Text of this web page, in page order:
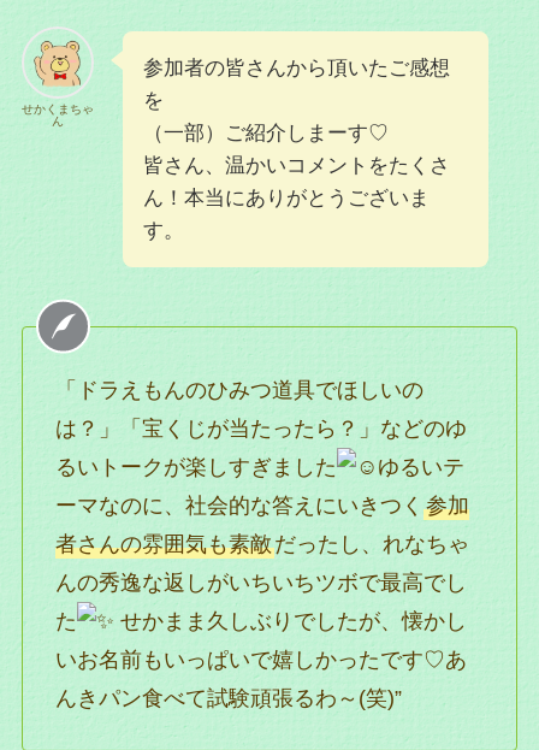
せかくまちゃ
ん
参加者の皆さんから頂いたご感想
を
（一部）ご紹介しまーす♡
皆さん、温かいコメントをたくさ
ん！本当にありがとうございま
す。
「ドラえもんのひみつ道具でほしいの
は？」「宝くじが当たったら？」などのゆ
るいトークが楽しすぎました
ゆるいテ
ーマなのに、社会的な答えにいきつく 参加
者さんの雰囲気も素敵だったし、れなちゃ
んの秀逸な返しがいちいちツボで最高でし
た
せかまま久しぶりでしたが、懐かし
いお名前もいっぱいで嬉しかったです♡あ
んきパン食べて試験頑張るわ～(笑)”